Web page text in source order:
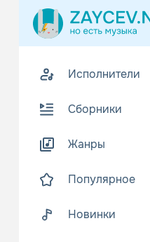
Исполнители
Сборники
Жанры
Популярное
Новинки